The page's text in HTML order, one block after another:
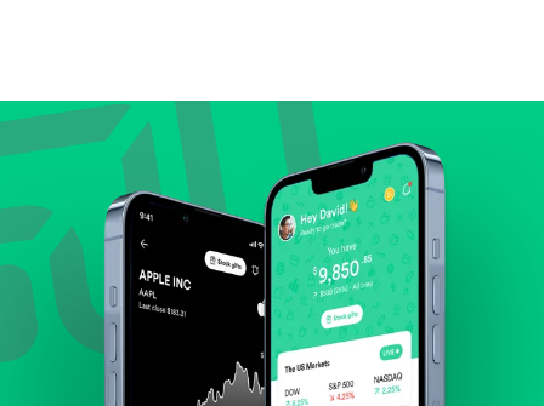
Lihat pertumbuhan pendapatan & laba.
Cek margin dan arus kas.
Evaluasi prospek bisnis dan posisi perusahaan di
industrinya.